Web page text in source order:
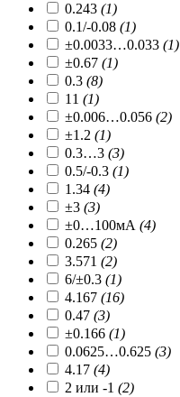
0.243 (1)
0.1/-0.08 (1)
±0.0033…0.033 (1)
±0.67 (1)
0.3 (8)
11 (1)
±0.006…0.056 (2)
±1.2 (1)
0.3…3 (3)
0.5/-0.3 (1)
1.34 (4)
±3 (3)
±0…100мА (4)
0.265 (2)
3.571 (2)
6/±0.3 (1)
4.167 (16)
0.47 (3)
±0.166 (1)
0.0625…0.625 (3)
4.17 (4)
2 или -1 (2)